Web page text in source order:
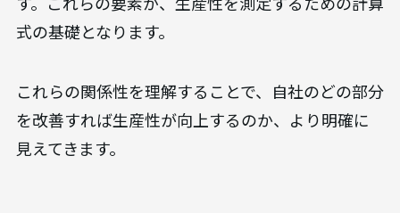
式の基礎となります。
これらの関係性を理解することで、自社のどの部分
を改善すれば生産性が向上するのか、より明確に
見えてきます。